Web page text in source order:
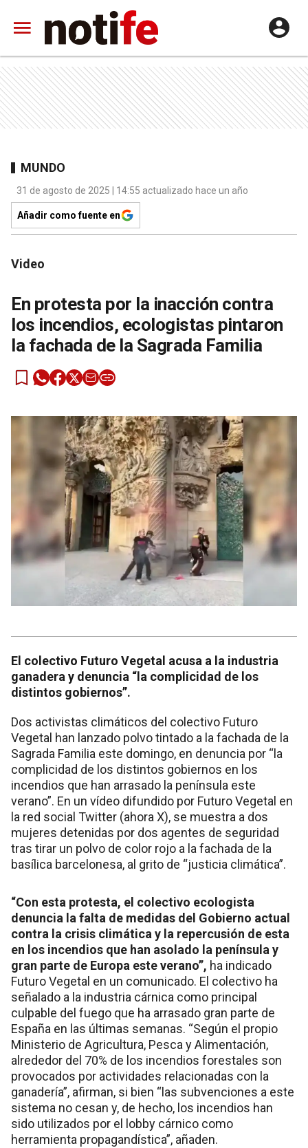
MUNDO
31 de agosto de 2025 | 14:55 actualizado hace un año
Añadir como fuente en
Video
En protesta por la inacción contra
los incendios, ecologistas pintaron
la fachada de la Sagrada Familia
El colectivo Futuro Vegetal acusa a la industria
ganadera y denuncia “la complicidad de los
distintos gobiernos”.
Dos activistas climáticos del colectivo Futuro
Vegetal han lanzado polvo tintado a la fachada de la
Sagrada Familia este domingo, en denuncia por “la
complicidad de los distintos gobiernos en los
incendios que han arrasado la península este
verano”. En un vídeo difundido por Futuro Vegetal en
la red social Twitter (ahora X), se muestra a dos
mujeres detenidas por dos agentes de seguridad
tras tirar un polvo de color rojo a la fachada de la
basílica barcelonesa, al grito de “justicia climática”.
“Con esta protesta, el colectivo ecologista
denuncia la falta de medidas del Gobierno actual
contra la crisis climática y la repercusión de esta
en los incendios que han asolado la península y
gran parte de Europa este verano”, ha indicado
Futuro Vegetal en un comunicado. El colectivo ha
señalado a la industria cárnica como principal
culpable del fuego que ha arrasado gran parte de
España en las últimas semanas. “Según el propio
Ministerio de Agricultura, Pesca y Alimentación,
alrededor del 70% de los incendios forestales son
provocados por actividades relacionadas con la
ganadería”, afirman, si bien “las subvenciones a este
sistema no cesan y, de hecho, los incendios han
sido utilizados por el lobby cárnico como
herramienta propagandística”, añaden.